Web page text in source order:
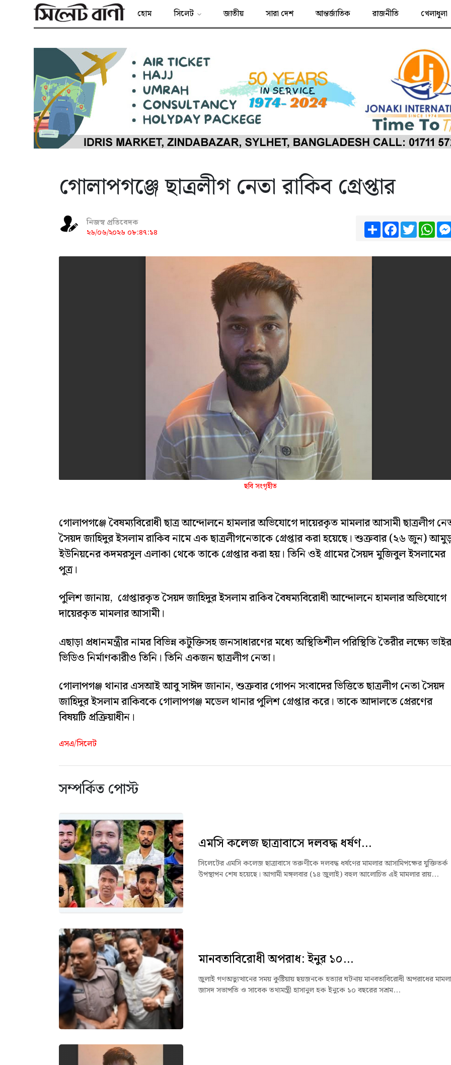
হোম সিলেট জাতীয় সারা দেশ আন্তর্জাতিক রাজনীতি খেলাধুলা
গোলাপগঞ্জে ছাত্রলীগ নেতা রাকিব গ্রেপ্তার
নিজস্ব প্রতিবেদক
২৬/০৬/২০২৬ ০৮:৪৭:১৪
ShareFacebook
Twitter
ছবি সংগৃহীত
গোলাপগঞ্জে বৈষম্যবিরোধী ছাত্র আন্দোলনে হামলার অভিযোগে দায়েরকৃত মামলার আসামী ছাত্রলীগ
সৈয়দ জাহিদুর ইসলাম রাকিব নামে এক ছাত্রলীগনেতাকে গ্রেপ্তার করা হয়েছে। শুক্রবার (২৬ জুন)
ইউনিয়নের কদমরসুল এলাকা থেকে তাকে গ্রেপ্তার করা হয়। তিনি ওই গ্রামের সৈয়দ মুজিবুল ইসলামের
পুত্র।
পুলিশ জানায়, গ্রেপ্তারকৃত সৈয়দ জাহিদুর ইসলাম রাকিব বৈষম্যবিরোধী আন্দোলনে হামলার অভিযোগে
দায়েরকৃত মামলার আসামী।
এছাড়া প্রধানমন্ত্রীর নামর বিভিন্ন কটুক্তিসহ জনসাধারণের মধ্যে অস্থিতিশীল পরিস্থিতি তৈরীর লক্ষ্যে
ভিডিও নির্মাণকারীও তিনি। তিনি একজন ছাত্রলীগ নেতা।
গোলাপগঞ্জ থানার এসআই আবু সাঈদ জানান, শুক্রবার গোপন সংবাদের ভিত্তিতে ছাত্রলীগ নেতা সৈয়দ
জাহিদুর ইসলাম রাকিবকে গোলাপগঞ্জ মডেল থানার পুলিশ গ্রেপ্তার করে। তাকে আদালতে প্রেরণের
বিষয়টি প্রক্রিয়াধীন।
এসএ/সিলেট
সম্পর্কিত পোস্ট
এমসি কলেজ ছাত্রাবাসে দলবদ্ধ ধর্ষণ...
সিলেটের এমসি কলেজ ছাত্রাবাসে তরুণীকে দলবদ্ধ ধর্ষণের মামলার আসা‌মিপক্ষের যুক্তিতর্ক
উপস্থাপন শেষ হয়েছে। আগামী মঙ্গলবার (১৪ জুলাই) বহুল আলোচিত এই মামলার রায়...
মানবতাবিরোধী অপরাধ: ইনুর ১০...
জুলাই গণঅভ্যুত্থানের সময় কুষ্টিয়ায় ছয়জনকে হত্যার ঘটনায় মানবতাবিরোধী অপরাধের
জাসদ সভাপতি ও সাবেক তথ্যমন্ত্রী হাসানুল হক ইনুকে ১০ বছরের সশ্রম...